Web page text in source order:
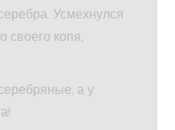
Усмехнулся
своего копя,
а у